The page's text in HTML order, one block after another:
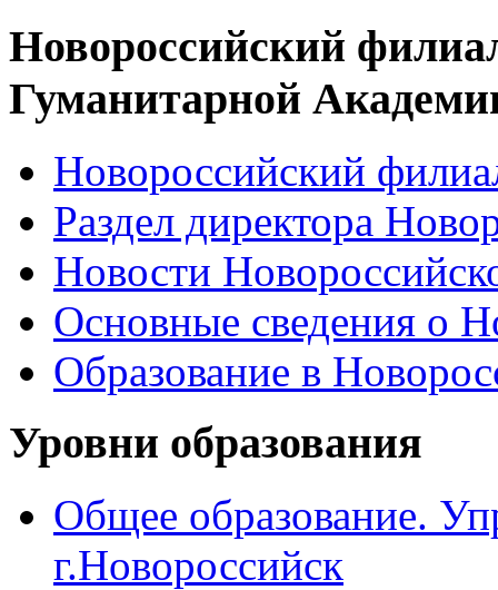
Новороссийский
Гуманитарной
Новороссийский
Раздел директора
Новости
Основные сведения о
Образование в
Уровни образования
Общее образование.
г.Новороссийск